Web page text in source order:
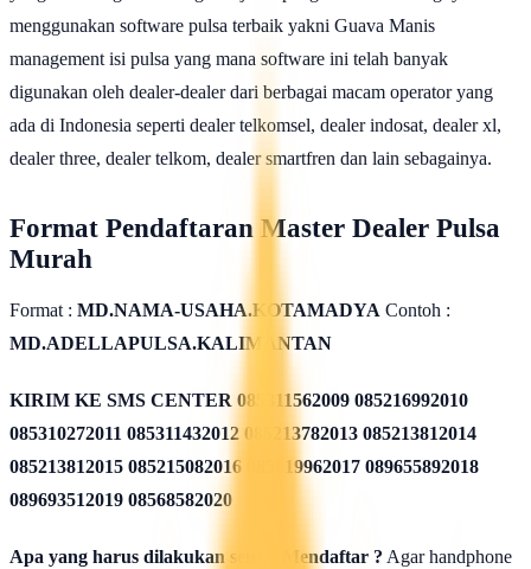
menggunakan software pulsa terbaik yakni Guava Manis
management isi pulsa yang mana software ini telah banyak
digunakan oleh dealer-dealer dari berbagai macam operator yang
ada di Indonesia seperti dealer telkomsel, dealer indosat, dealer xl,
dealer three, dealer telkom, dealer smartfren dan lain sebagainya.
Format Pendaftaran Master Dealer Pulsa
Murah
Format : MD.NAMA-USAHA.KOTAMADYA Contoh :
MD.ADELLAPULSA.KALIMANTAN
KIRIM KE SMS CENTER 085311562009 085216992010
085310272011 085311432012 085213782013 085213812014
085213812015 085215082016 085819962017 089655892018
089693512019 08568582020
Apa yang harus dilakukan seusai Mendaftar ? Agar handphone